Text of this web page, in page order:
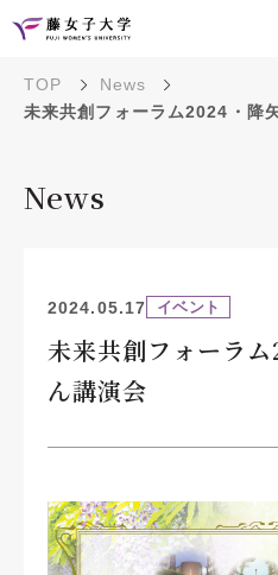
TOP
News
未来共創フォーラム2024・降
News
2024.05.17 イベント
未来共創フォーラ
ん講演会